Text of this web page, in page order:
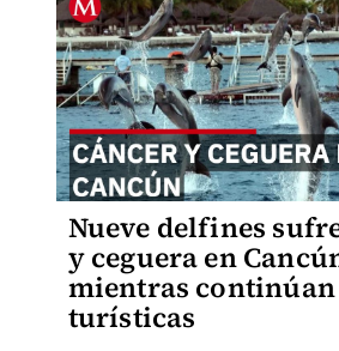
Nueve delfines
y ceguera en
mientras
turísticas